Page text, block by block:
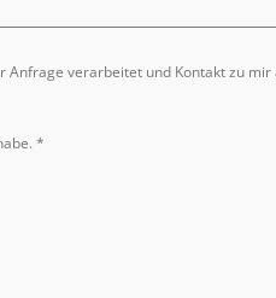
Anfrage verarbeitet und Kontakt zu
*